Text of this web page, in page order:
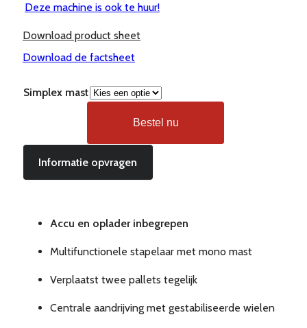
Deze machine is ook te huur!
Download product sheet
Download de factsheet
Simplex mast
Bestel nu
Informatie opvragen
Accu en oplader inbegrepen
Multifunctionele stapelaar met mono mast
Verplaatst twee pallets tegelijk
Centrale aandrijving met gestabiliseerde wielen